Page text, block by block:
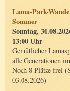
Lama-Park-
Sommer
Sonntag,
13:00 Uhr
Gemütlicher
alle Generationen
Noch 8 Plätze frei
03.08.2026)